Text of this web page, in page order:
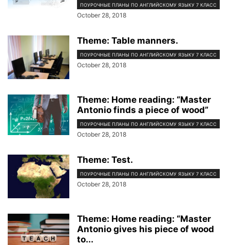
ПОУРОЧНЫЕ ПЛАНЫ ПО АНГЛИЙСКОМУ ЯЗЫКУ 7 КЛАСС
October 28, 2018
Theme: Table manners.
ПОУРОЧНЫЕ ПЛАНЫ ПО АНГЛИЙСКОМУ ЯЗЫКУ 7 КЛАСС
October 28, 2018
Theme: Home reading: “Master
Antonio finds a piece of wood”
ПОУРОЧНЫЕ ПЛАНЫ ПО АНГЛИЙСКОМУ ЯЗЫКУ 7 КЛАСС
October 28, 2018
Theme: Test.
ПОУРОЧНЫЕ ПЛАНЫ ПО АНГЛИЙСКОМУ ЯЗЫКУ 7 КЛАСС
October 28, 2018
Theme: Home reading: “Master
Antonio gives his piece of wood
to...